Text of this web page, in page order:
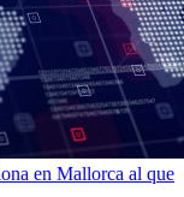
en Mallorca al que